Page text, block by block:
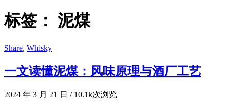
标签： 泥煤
Share, Whisky
一文读懂泥煤：风味原理与酒厂工艺
2024 年 3 月 21 日 /10.1k次浏览